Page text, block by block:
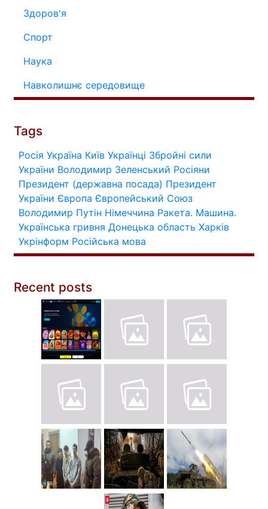
Здоров'я
Спорт
Наука
Навколишнє середовище
Tags
Росія Україна Київ Українці Збройні сили
України Володимир Зеленський Росіяни
Президент (державна посада) Президент
України Європа Європейський Союз
Володимир Путін Німеччина Ракета. Машина.
Українська гривня Донецька область Харків
Укрінформ Російська мова
Recent posts